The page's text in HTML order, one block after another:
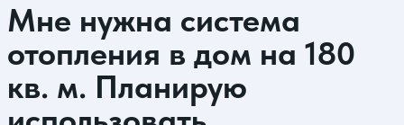
Мне нужна система
отопления в дом на 180
кв. м. Планирую